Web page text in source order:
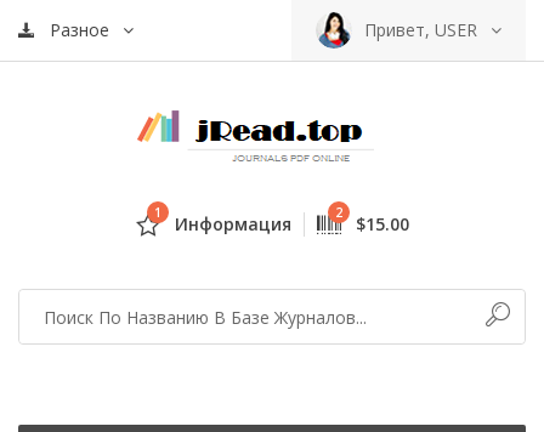
Разное Привет, USER
1 Информация 2 $15.00